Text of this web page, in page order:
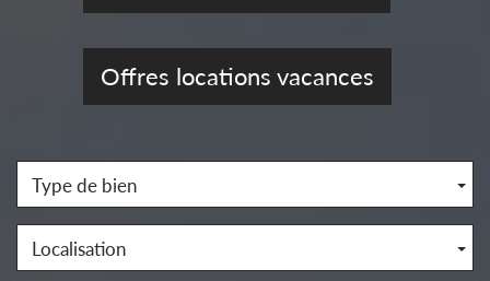
Offres locations vacances
Type de bien
Localisation